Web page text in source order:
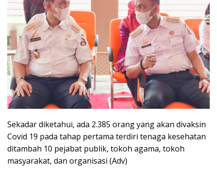
Sekadar diketahui, ada 2.385 orang yang akan divaksin
Covid 19 pada tahap pertama terdiri tenaga kesehatan
ditambah 10 pejabat publik, tokoh agama, tokoh
masyarakat, dan organisasi (Adv)